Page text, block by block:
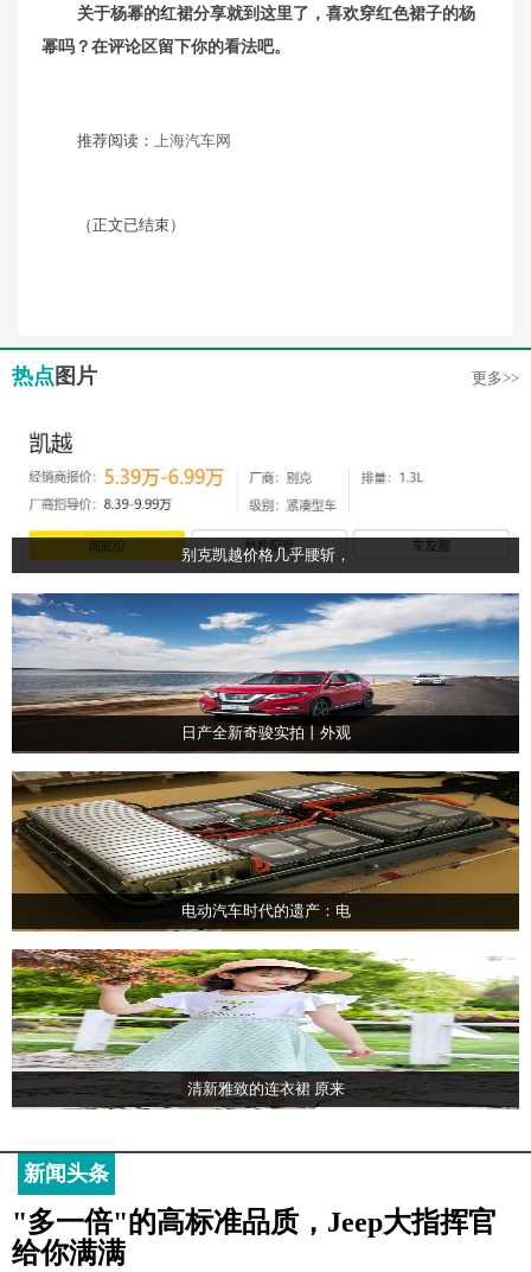
关于杨幂的红裙分享就到这里了，喜欢穿红色裙子的杨
幂吗？在评论区留下你的看法吧。
推荐阅读： 上海汽车网
（正文已结束）
热点 图片 更多>>
别克凯越价格几乎腰斩，
日产全新奇骏实拍丨外观
电动汽车时代的遗产：电
清新雅致的连衣裙 原来
新闻头条
"多一倍"的高标准品质，Jeep大指挥官
给你满满